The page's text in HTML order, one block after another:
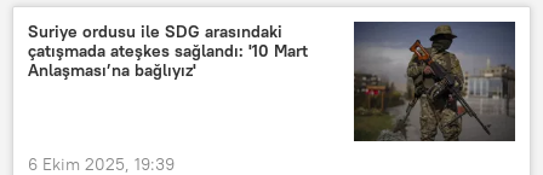
çatışmalar
Halep Valiliği
Suriye ordusu ile SDG arasındaki
çatışmada ateşkes sağlandı: '10 Mart
Anlaşması’na bağlıyız'
6 Ekim 2025, 19:39